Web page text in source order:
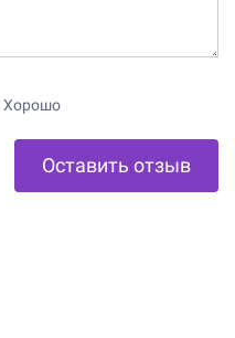
Хорошо
Оставить отзыв